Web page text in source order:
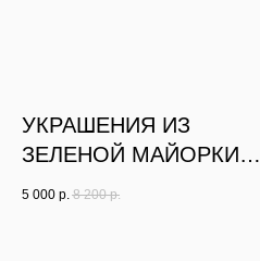
УКРАШЕНИЯ ИЗ
ЗЕЛЕНОЙ МАЙОРКИ И
ШНУРА (ЧОКЕРЫ И
5 000 р. 8 200 р.